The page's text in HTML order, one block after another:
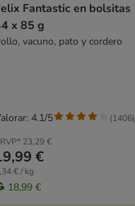
Fantastic en bolsitas
x 85 g
vacuno, pato y cordero
23,29 €
€
€ / kg
18,99 €
4.1/5 (1406)